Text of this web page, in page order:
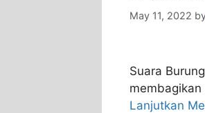
May 11, 2022
Suara
Lanjutkan